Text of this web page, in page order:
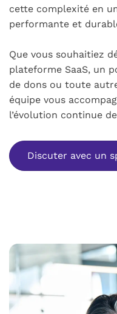
cette complexité en
performante et
Que vous souhaitiez
plateforme SaaS, un
de dons ou toute
équipe vous
l’évolution continue
Discuter avec un